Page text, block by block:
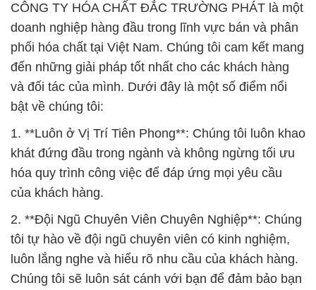
CÔNG TY HÓA CHẤT ĐẮC TRƯỜNG PHÁT là một
doanh nghiệp hàng đầu trong lĩnh vực bán và phân
phối hóa chất tại Việt Nam. Chúng tôi cam kết mang
đến những giải pháp tốt nhất cho các khách hàng
và đối tác của mình. Dưới đây là một số điểm nổi
bật về chúng tôi:
1. **Luôn ở Vị Trí Tiên Phong**: Chúng tôi luôn khao
khát đứng đầu trong ngành và không ngừng tối ưu
hóa quy trình công việc để đáp ứng mọi yêu cầu
của khách hàng.
2. **Đội Ngũ Chuyên Viên Chuyên Nghiệp**: Chúng
tôi tự hào về đội ngũ chuyên viên có kinh nghiệm,
luôn lắng nghe và hiểu rõ nhu cầu của khách hàng.
Chúng tôi sẽ luôn sát cánh với bạn để đảm bảo bạn